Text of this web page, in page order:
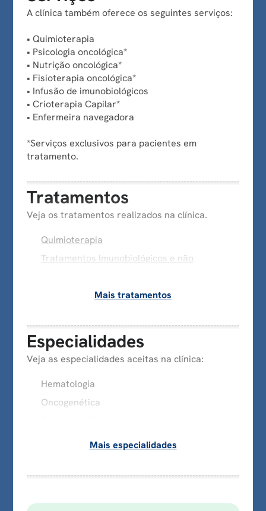
A clínica também oferece os seguintes serviços:
• Quimioterapia
• Psicologia oncológica*
• Nutrição oncológica*
• Fisioterapia oncológica*
• Infusão de imunobiológicos
• Crioterapia Capilar*
• Enfermeira navegadora
*Serviços exclusivos para pacientes em
tratamento.
Tratamentos
Veja os tratamentos realizados na clínica.
Quimioterapia
Tratamentos Imunobiológicos e não
Mais tratamentos
Especialidades
Veja as especialidades aceitas na clínica:
Hematologia
Oncogenética
Mais especialidades